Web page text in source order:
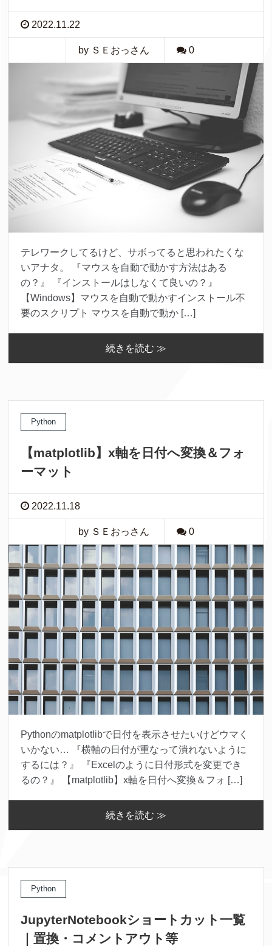
2022.11.22
by ＳＥおっさん 0
テレワークしてるけど、サボってると思われたくな
いアナタ。 『マウスを自動で動かす方法はある
の？』 『インストールはしなくて良いの？』
【Windows】マウスを自動で動かすインストール不
要のスクリプト マウスを自動で動か […]
続きを読む ≫
Python
【matplotlib】x軸を日付へ変換＆フォ
ーマット
2022.11.18
by ＳＥおっさん 0
Pythonのmatplotlibで日付を表示させたいけどウマく
いかない… 『横軸の日付が重なって潰れないように
するには？』 『Excelのように日付形式を変更でき
るの？』 【matplotlib】x軸を日付へ変換＆フォ […]
続きを読む ≫
Python
JupyterNotebookショートカット一覧
｜置換・コメントアウト等